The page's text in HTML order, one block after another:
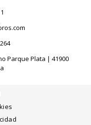
Parque Plata | 41900